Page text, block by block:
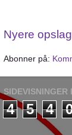
Nyere opslag
Abonner på:
SIDEVISNINGER
4 5 4